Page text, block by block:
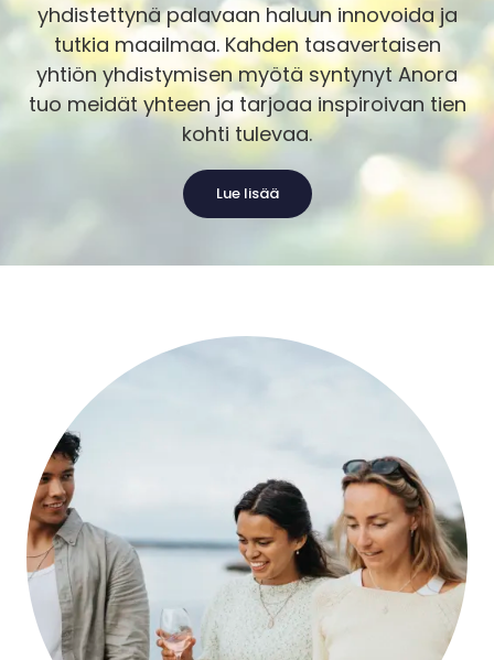
yhdistettynä palavaan haluun innovoida ja
tutkia maailmaa. Kahden tasavertaisen
yhtiön yhdistymisen myötä syntynyt Anora
tuo meidät yhteen ja tarjoaa inspiroivan tien
kohti tulevaa.
Lue lisää